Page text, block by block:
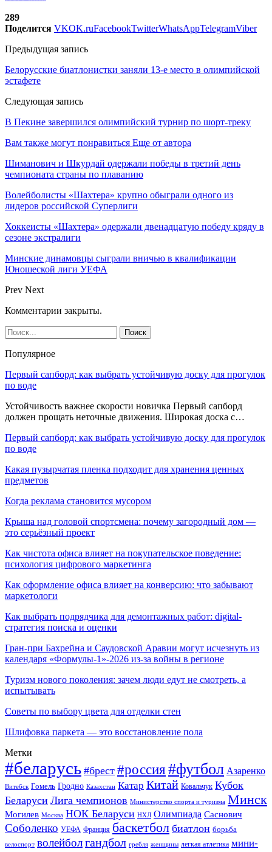
289
Поделится VKOK.ruFacebookTwitterWhatsAppTelegramViber
Предыдущая запись
Белорусские биатлонистки заняли 13-е место в олимпийской
эстафете
Следующая запись
В Пекине завершился олимпийский турнир по шорт-треку
Вам также могут понравиться Еще от автора
Шиманович и Шкурдай одержали победы в третий день
чемпионата страны по плаванию
Волейболисты «Шахтера» крупно обыграли одного из
лидеров российской Суперлиги
Хоккеисты «Шахтера» одержали двенадцатую победу кряду в
сезоне экстралиги
Минские динамовцы сыграли вничью в квалификации
Юношеской лиги УЕФА
Prev Next
Комментарии закрыты.
Популярное
Первый сапборд: как выбрать устойчивую доску для прогулок
по воде
Устойчивость важнее скорости новичка Первый сапборд
должен прощать неточные движения. Широкая доска с…
Первый сапборд: как выбрать устойчивую доску для прогулок
по воде
Какая пузырчатая пленка подходит для хранения ценных
предметов
Когда реклама становится мусором
Крыша над головой спортсмена: почему загородный дом —
это серьёзный проект
Как чистота офиса влияет на покупательское поведение:
психология цифрового маркетинга
Как оформление офиса влияет на конверсию: что забывают
маркетологи
Как выбрать подрядчика для демонтажных работ: digital-
стратегия поиска и оценки
Гран-при Бахрейна и Саудовской Аравии могут исчезнуть из
календаря «Формулы-1»-2026 из-за войны в регионе
Туризм нового поколения: зачем люди едут не смотреть, а
испытывать
Советы по выбору цвета для отделки стен
Шлифовка паркета — это восстановление пола
Метки
#беларусь #брест #россия#футбол Азаренко
Витебск Гомель Гродно Казахстан Катар Китай Ковальчук Кубок
Беларуси Лига чемпионов Министерство спорта и туризма Минск
Могилев Москва НОК Беларуси НХЛ Олимпиада Саснович
Соболенко УЕФА Франция баскетбол биатлон борьба
велоспорт волейболгандбол гребля женщины легкая атлетика мини-